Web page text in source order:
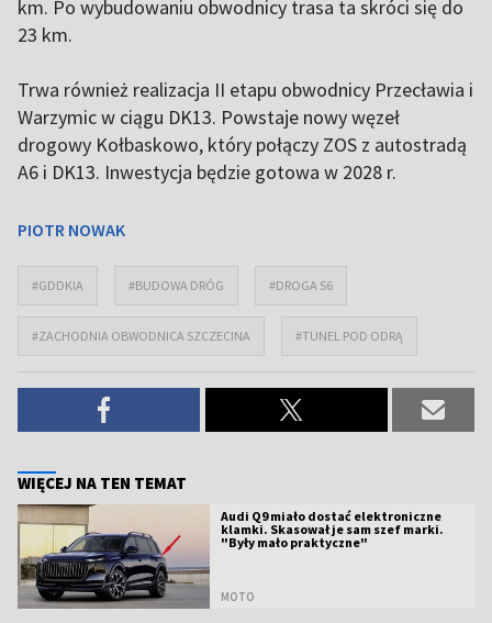
km. Po wybudowaniu obwodnicy trasa ta skróci się do
23 km.
Trwa również realizacja II etapu obwodnicy Przecławia i
Warzymic w ciągu DK13. Powstaje nowy węzeł
drogowy Kołbaskowo, który połączy ZOS z autostradą
A6 i DK13. Inwestycja będzie gotowa w 2028 r.
PIOTR NOWAK
#GDDKIA #BUDOWA DRÓG #DROGA S6
#ZACHODNIA OBWODNICA SZCZECINA #TUNEL POD ODRĄ
WIĘCEJ NA TEN TEMAT
Audi Q9 miało dostać elektroniczne
klamki. Skasował je sam szef marki.
"Były mało praktyczne"
MOTO